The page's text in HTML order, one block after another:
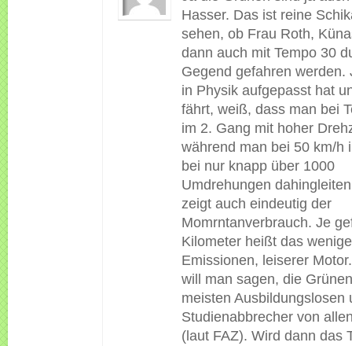
Hasser. Das ist reine
sehen, ob Frau Roth,
dann auch mit Tempo 30
Gegend gefahren werden.
in Physik aufgepasst hat
fährt, weiß, dass man bei
im 2. Gang mit hoher
während man bei 50 km/h
bei nur knapp über 1000
Umdrehungen
zeigt auch eindeutig der
Momrntanverbrauch. Je
Kilometer heißt das
Emissionen, leiserer
will man sagen, die
meisten Ausbildungslosen
Studienabbrecher von
(laut FAZ). Wird dann das